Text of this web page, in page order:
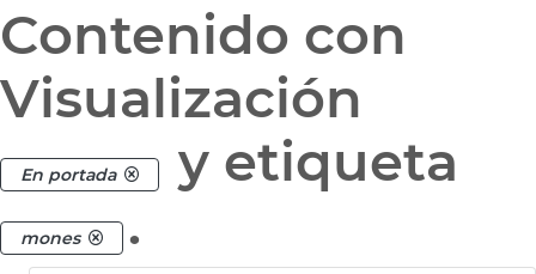
Contenido con
Visualización
En portada y etiqueta
mones .